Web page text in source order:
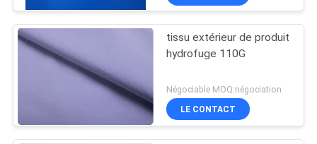
tissu extérieur de produit
hydrofuge 110G
Négociable MOQ:négociation
LE CONTACT